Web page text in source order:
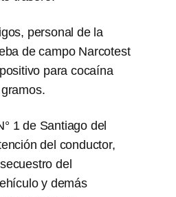
personal de la
de campo Narcotest
para cocaína
1 de Santiago del
del conductor,
del
y demás